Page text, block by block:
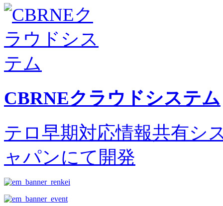
CBRNEクラウドシステム
テロ早期対応情報共有
ャパンにて開発